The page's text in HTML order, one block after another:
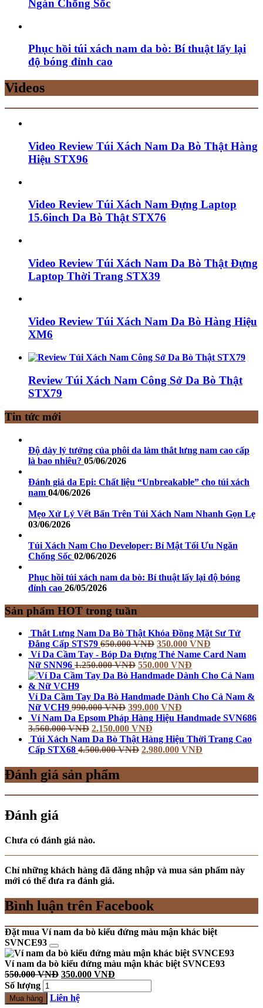
Ngăn Chống Sốc
Phục hồi túi xách nam da bò: Bí thuật lấy lại
độ bóng đỉnh cao
Videos
Video Review Túi Xách Nam Da Bò Thật Hàng
Hiệu STX96
Video Review Túi Xách Nam Đựng Laptop
15.6inch Da Bò Thật STX76
Video Review Túi Xách Nam Da Bò Thật Đựng
Laptop Thời Trang STX39
Video Review Túi Xách Nam Da Bò Hàng Hiệu
XM6
Review Túi Xách Nam Công Sở Da Bò Thật
STX79
Tin tức mới
Độ dày lý tưởng của phôi da làm thắt lưng nam cao cấp
là bao nhiêu? 05/06/2026
Đánh giá da Epi: Chất liệu “Unbreakable” cho túi xách
nam 04/06/2026
Mẹo Xử Lý Vết Bẩn Trên Túi Xách Nam Nhanh Gọn Lẹ
03/06/2026
Túi Xách Nam Cho Developer: Bí Mật Tối Ưu Ngăn
Chống Sốc 02/06/2026
Phục hồi túi xách nam da bò: Bí thuật lấy lại độ bóng
đỉnh cao 26/05/2026
Sản phẩm HOT trong tuần
Thắt Lưng Nam Da Bò Thật Khóa Đồng Mặt Sư Tử
Đẳng Cấp STS79 650.000VNĐ 350.000 VNĐ
Ví Da Cầm Tay - Bóp Da Đựng Thẻ Name Card Nam
Nữ SNN96 1.250.000VNĐ 550.000 VNĐ
Ví Da Cầm Tay Da Bò Handmade Dành Cho Cả Nam &
Nữ VCH9 990.000VNĐ 399.000 VNĐ
Ví Nam Da Epsom Pháp Hàng Hiệu Handmade SVN686
3.560.000VNĐ 2.150.000 VNĐ
Túi Xách Nam Da Bò Thật Hàng Hiệu Thời Trang Cao
Cấp STX68 4.500.000VNĐ 2.980.000 VNĐ
Đánh giá sản phẩm
Đánh giá
Chưa có đánh giá nào.
Chỉ những khách hàng đã đăng nhập và mua sản phẩm này
mới có thể đưa ra đánh giá.
Bình luận trên Facebook
Đặt mua Ví nam da bò kiểu đứng màu mận khác biệt
SVNCE93
Ví nam da bò kiểu đứng màu mận khác biệt SVNCE93
550.000VNĐ 350.000 VNĐ
Số lượng
Mua hàng Liên hệ